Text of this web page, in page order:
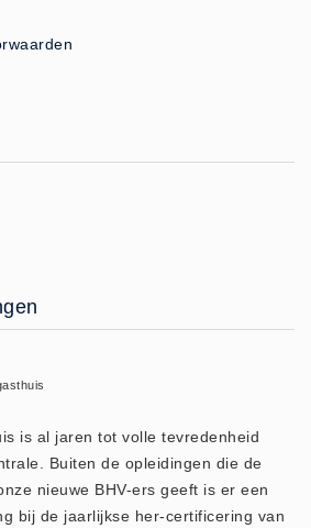
is al jaren tot volle tevredenheid
Buiten de opleidingen die de
nieuwe BHV-ers geeft is er een
bij de jaarlijkse her-certificering van